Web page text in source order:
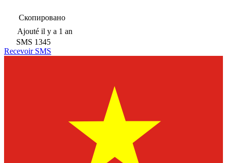
Скопировано
Ajouté il y a 1 an
SMS 1345
Recevoir SMS